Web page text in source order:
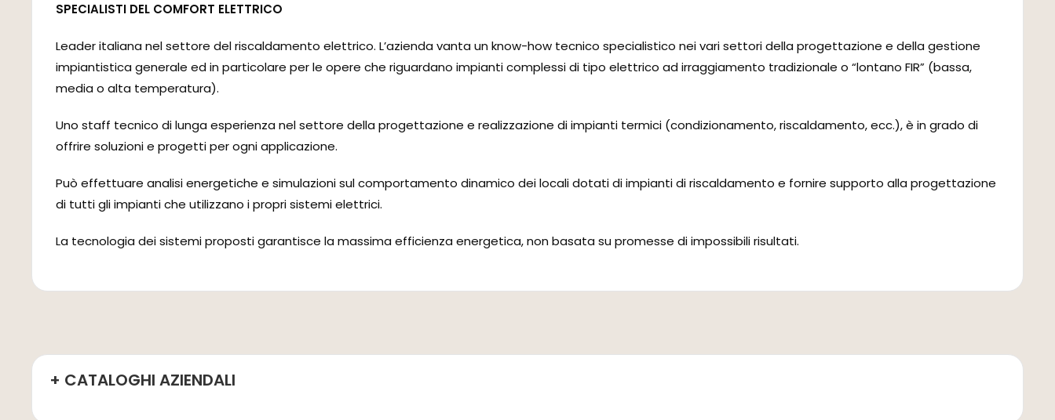
SPECIALISTI DEL COMFORT ELETTRICO
Leader italiana nel settore del riscaldamento elettrico. L’azienda vanta un know-how tecnico specialistico nei vari settori della progettazione e della gestione
impiantistica generale ed in particolare per le opere che riguardano impianti complessi di tipo elettrico ad irraggiamento tradizionale o “lontano FIR” (bassa,
media o alta temperatura).
Uno staff tecnico di lunga esperienza nel settore della progettazione e realizzazione di impianti termici (condizionamento, riscaldamento, ecc.), è in grado di
offrire soluzioni e progetti per ogni applicazione.
Può effettuare analisi energetiche e simulazioni sul comportamento dinamico dei locali dotati di impianti di riscaldamento e fornire supporto alla progettazione
di tutti gli impianti che utilizzano i propri sistemi elettrici.
La tecnologia dei sistemi proposti garantisce la massima efficienza energetica, non basata su promesse di impossibili risultati.
+ CATALOGHI AZIENDALI